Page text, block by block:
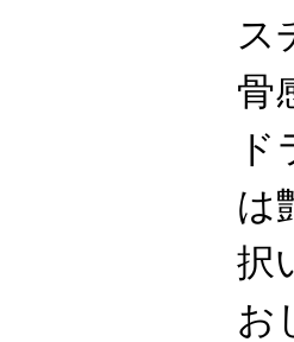
ス
骨
は
択
お